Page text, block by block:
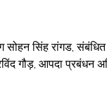
सोहन सिंह रांगड,
गौड़, आपदा